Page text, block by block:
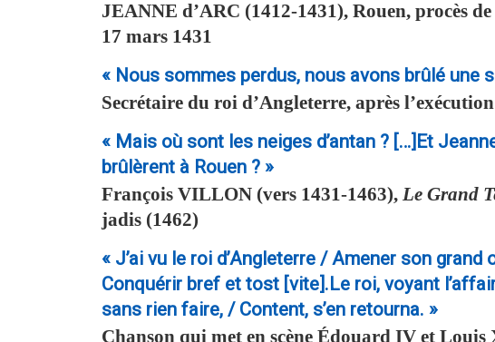
JEANNE d’ARC (1412-1431), Rouen, procès
17 mars 1431
« Nous sommes perdus, nous avons brûlé une
Secrétaire du roi d’Angleterre, après
« Mais où sont les neiges d’antan ? […]Et
brûlèrent à Rouen ? »
François VILLON (vers 1431-1463), Le Grand
jadis (1462)
« J’ai vu le roi d’Angleterre / Amener son
Conquérir bref et tost [vite].Le roi, voyant
sans rien faire, / Content, s’en retourna. »
Chanson qui met en scène Édouard IV et Louis